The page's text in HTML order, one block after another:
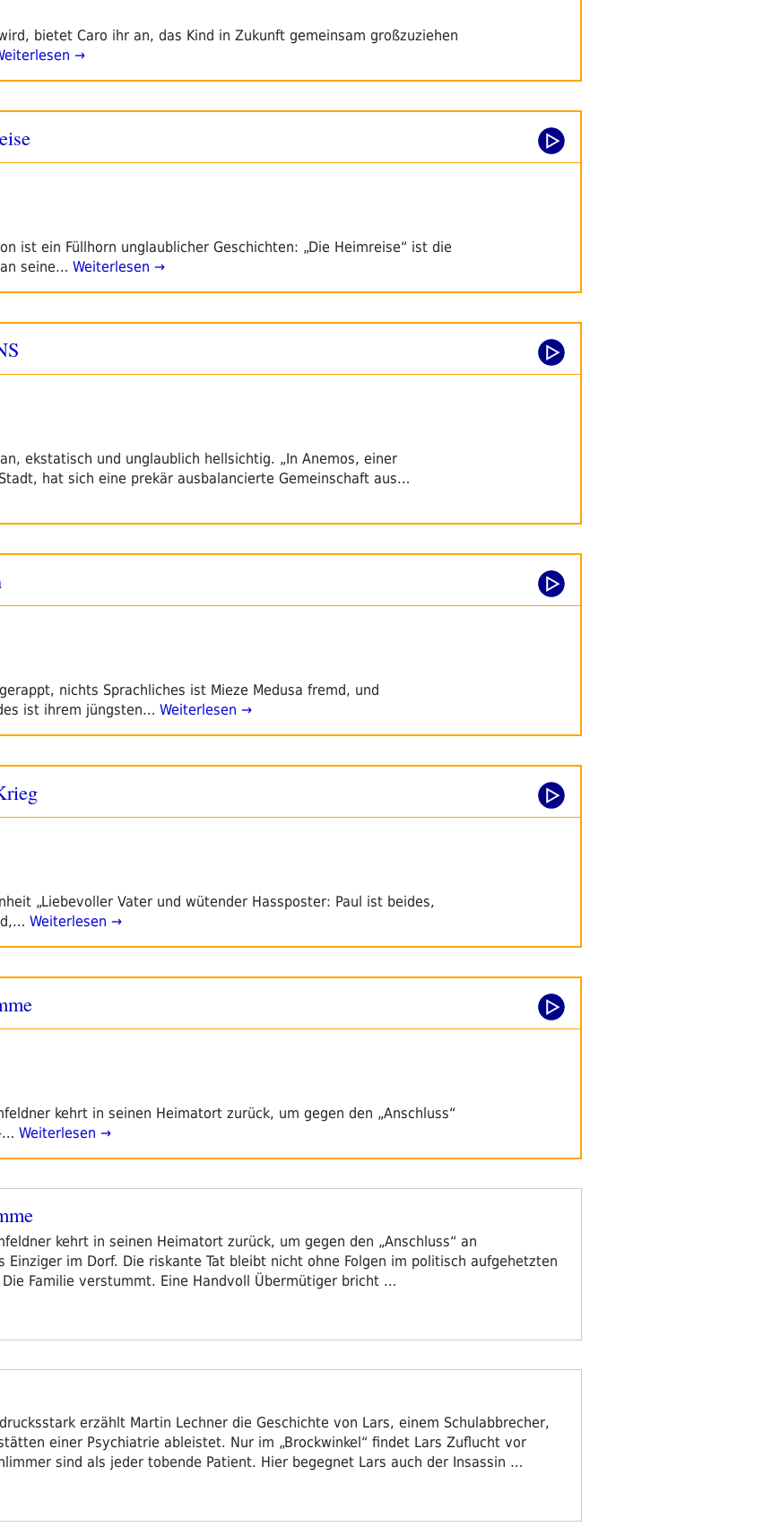
bietet Caro ihr an, das Kind in Zukunft gemeinsam großzuziehen
→
ist ein Füllhorn unglaublicher Geschichten: „Die Heimreise“ ist die
seine… Weiterlesen →
ekstatisch und unglaublich hellsichtig. „In Anemos, einer
hat sich eine prekär ausbalancierte Gemeinschaft aus…
nichts Sprachliches ist Mieze Medusa fremd, und
ist ihrem jüngsten… Weiterlesen →
„Liebevoller Vater und wütender Hassposter: Paul ist beides,
Weiterlesen →
kehrt in seinen Heimatort zurück, um gegen den „Anschluss“
Weiterlesen →
kehrt in seinen Heimatort zurück, um gegen den „Anschluss“ an
Einziger im Dorf. Die riskante Tat bleibt nicht ohne Folgen im politisch aufgehetzten
Familie verstummt. Eine Handvoll Übermütiger bricht …
erzählt Martin Lechner die Geschichte von Lars, einem Schulabbrecher,
einer Psychiatrie ableistet. Nur im „Brockwinkel“ findet Lars Zuflucht vor
sind als jeder tobende Patient. Hier begegnet Lars auch der Insassin …